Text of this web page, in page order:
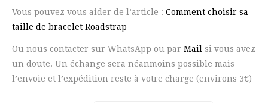
Vous pouvez vous aider de l’article : Comment choisir sa
taille de bracelet Roadstrap
Ou nous contacter sur WhatsApp ou par Mail si vous avez
un doute. Un échange sera néanmoins possible mais
l’envoie et l’expédition reste à votre charge (environs 3€)